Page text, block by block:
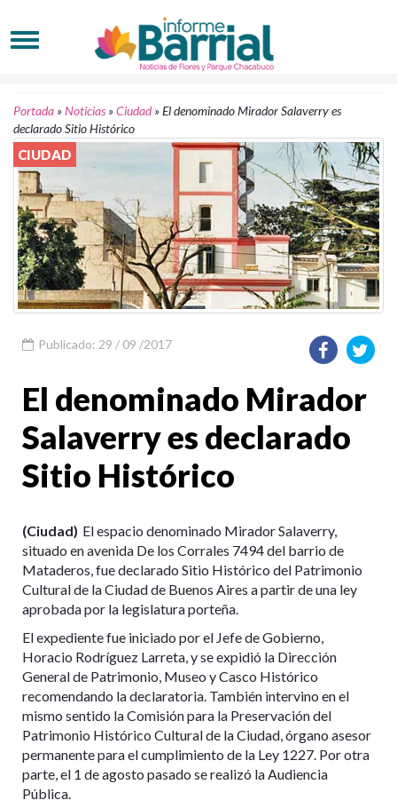
Portada »Noticias »Ciudad»El denominado Mirador Salaverry es
declarado Sitio Histórico
CIUDAD
Publicado: 29 / 09 /2017
El denominado Mirador
Salaverry es declarado
Sitio Histórico
(Ciudad) El espacio denominado Mirador Salaverry,
situado en avenida De los Corrales 7494 del barrio de
Mataderos, fue declarado Sitio Histórico del Patrimonio
Cultural de la Ciudad de Buenos Aires a partir de una ley
aprobada por la legislatura porteña.
El expediente fue iniciado por el Jefe de Gobierno,
Horacio Rodríguez Larreta, y se expidió la Dirección
General de Patrimonio, Museo y Casco Histórico
recomendando la declaratoria. También intervino en el
mismo sentido la Comisión para la Preservación del
Patrimonio Histórico Cultural de la Ciudad, órgano asesor
permanente para el cumplimiento de la Ley 1227. Por otra
parte, el 1 de agosto pasado se realizó la Audiencia
Pública.